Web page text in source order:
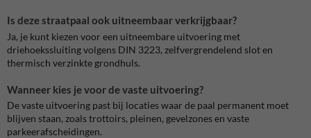
Is deze straatpaal ook uitneembaar verkrijgbaar?
Ja, je kunt kiezen voor een uitneembare uitvoering met
driehoekssluiting volgens DIN 3223, zelfvergrendelend slot en
thermisch verzinkte grondhuls.
Wanneer kies je voor de vaste uitvoering?
De vaste uitvoering past bij locaties waar de paal permanent moet
blijven staan, zoals trottoirs, pleinen, gevelzones en vaste
parkeerafscheidingen.